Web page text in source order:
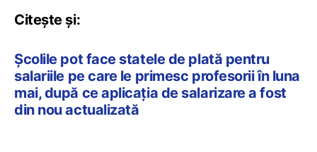
Citește și:
Școlile pot face statele de plată pentru
salariile pe care le primesc profesorii în luna
mai, după ce aplicația de salarizare a fost
din nou actualizată